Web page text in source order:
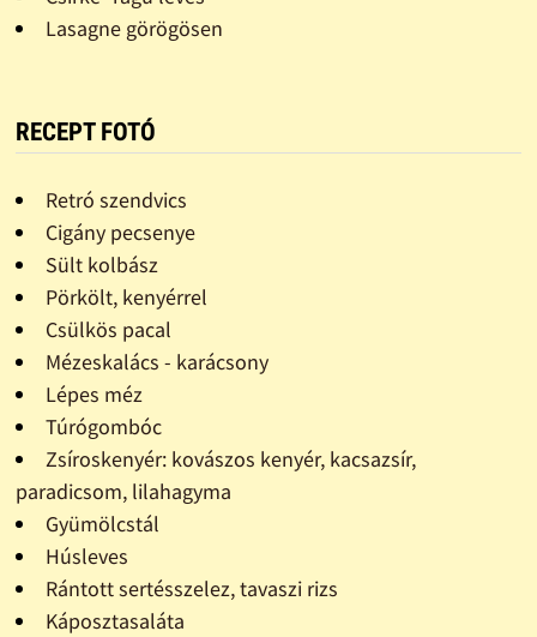
Lasagne görögösen
RECEPT FOTÓ
Retró szendvics
Cigány pecsenye
Sült kolbász
Pörkölt, kenyérrel
Csülkös pacal
Mézeskalács - karácsony
Lépes méz
Túrógombóc
Zsíroskenyér: kovászos kenyér, kacsazsír,
paradicsom, lilahagyma
Gyümölcstál
Húsleves
Rántott sertésszelez, tavaszi rizs
Káposztasaláta